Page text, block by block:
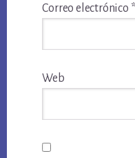
Correo electrónico *
Web